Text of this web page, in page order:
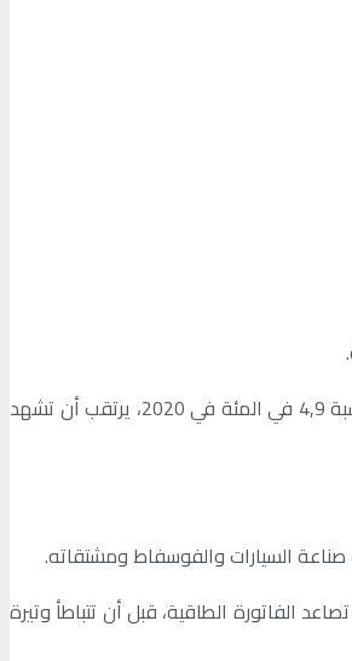
وأوضح مجلس بنك المغرب، في بلاغ له أمس الأربعاء، في أعقاب اجتماعه الفصلي الثالث برسم سنة 2021، أن “تحويلات المغاربة المقيمين بالخارج، وبعد ارتفاعها بنسبة 4,9 في المئة في 2020، يرتقب أن تشهد
إلى جانب تصاعد الفاتورة الطاقية، قبل أن تتباطأ وتيرة